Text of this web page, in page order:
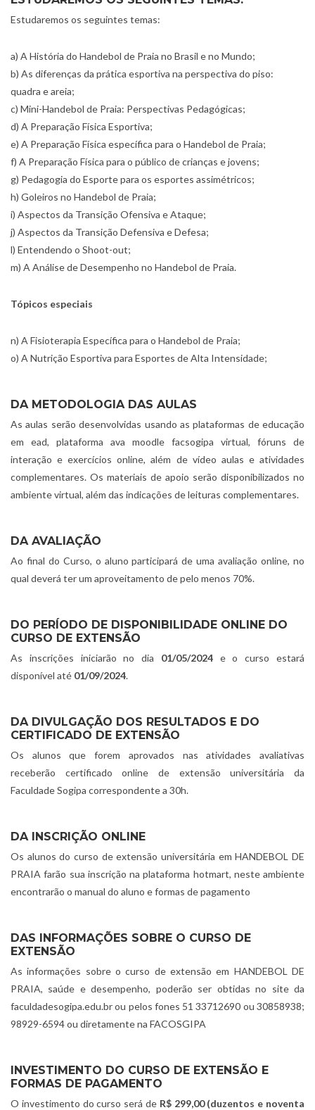
Estudaremos os seguintes temas:
a) A História do Handebol de Praia no Brasil e no Mundo;
b) As diferenças da prática esportiva na perspectiva do piso:
quadra e areia;
c) Mini-Handebol de Praia: Perspectivas Pedagógicas;
d) A Preparação Física Esportiva;
e) A Preparação Física específica para o Handebol de Praia;
f) A Preparação Física para o público de crianças e jovens;
g) Pedagogia do Esporte para os esportes assimétricos;
h) Goleiros no Handebol de Praia;
i) Aspectos da Transição Ofensiva e Ataque;
j) Aspectos da Transição Defensiva e Defesa;
l) Entendendo o Shoot-out;
m) A Análise de Desempenho no Handebol de Praia.
Tópicos especiais
n) A Fisioterapia Específica para o Handebol de Praia;
o) A Nutrição Esportiva para Esportes de Alta Intensidade;
DA METODOLOGIA DAS AULAS
As aulas serão desenvolvidas usando as plataformas de educação
em ead, plataforma ava moodle facsogipa virtual, fóruns de
interação e exercícios online, além de vídeo aulas e atividades
complementares. Os materiais de apoio serão disponibilizados no
ambiente virtual, além das indicações de leituras complementares.
DA AVALIAÇÃO
Ao final do Curso, o aluno participará de uma avaliação online, no
qual deverá ter um aproveitamento de pelo menos 70%.
DO PERÍODO DE DISPONIBILIDADE ONLINE DO
CURSO DE EXTENSÃO
As inscrições iniciarão no dia 01/05/2024e o curso estará
disponível até 01/09/2024.
DA DIVULGAÇÃO DOS RESULTADOS E DO
CERTIFICADO DE EXTENSÃO
Os alunos que forem aprovados nas atividades avaliativas
receberão certificado online de extensão universitária da
Faculdade Sogipa correspondente a 30h.
DA INSCRIÇÃO ONLINE
Os alunos do curso de extensão universitária em HANDEBOL DE
PRAIA farão sua inscrição na plataforma hotmart, neste ambiente
encontrarão o manual do aluno e formas de pagamento
DAS INFORMAÇÕES SOBRE O CURSO DE
EXTENSÃO
As informações sobre o curso de extensão em HANDEBOL DE
PRAIA, saúde e desempenho, poderão ser obtidas no site da
faculdadesogipa.edu.br ou pelos fones 51 33712690 ou 30858938;
98929-6594 ou diretamente na FACOSGIPA
INVESTIMENTO DO CURSO DE EXTENSÃO E
FORMAS DE PAGAMENTO
O investimento do curso será de R$ 299,00 (duzentos e noventa